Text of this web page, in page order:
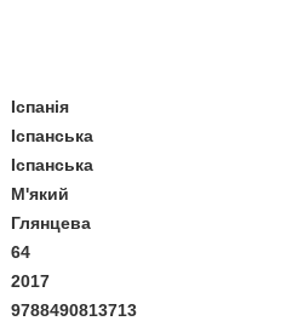
Іспанія
Іспанська
Іспанська
М'який
Глянцева
64
2017
9788490813713